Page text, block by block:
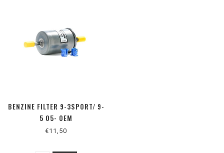
BENZINE FILTER 9-3SPORT/ 9-
5 05- OEM
€11,50